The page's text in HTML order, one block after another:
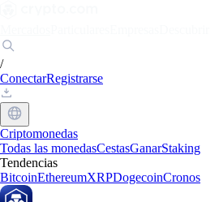
/
ConectarRegistrarse
Criptomonedas
Todas las monedasCestasGanarStaking
Tendencias
BitcoinEthereumXRPDogecoinCronos